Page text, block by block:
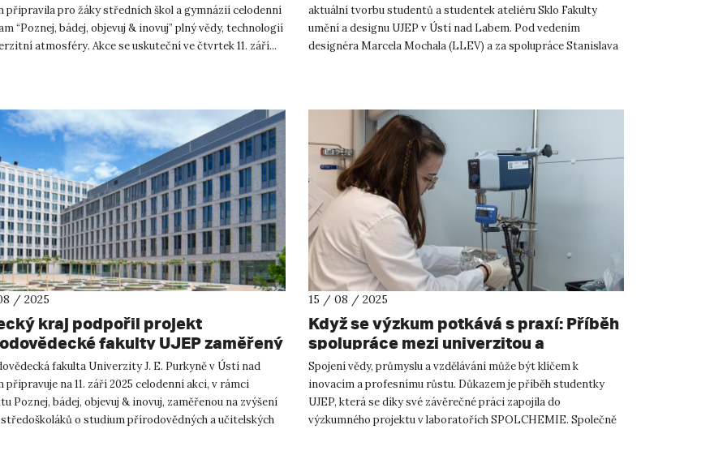
připravila pro žáky středních škol a gymnázií celodenní
“Poznej, bádej, objevuj & inovuj” plný vědy, technologií
atmosféry. Akce se uskuteční ve čtvrtek 11. září...
aktuální tvorbu studentů a studentek ateliéru Sklo Fakulty
umění a designu UJEP v Ústí nad Labem. Pod vedením
designéra Marcela Mochala (LLEV) a za spolupráce Stanislava
/ 2025
kraj podpořil projekt
fakulty UJEP zaměřený
vědy a učitelství
fakulta Univerzity J. E. Purkyně v Ústí nad
připravuje na 11. září 2025 celodenní akci, v rámci
Poznej, bádej, objevuj & inovuj, zaměřenou na zvýšení
středoškoláků o studium přírodovědných a učitelských
15 / 08 / 2025
Když se výzkum potkává s praxí: Příběh
spolupráce mezi univerzitou a
SPOLCHEMIÍ
Spojení vědy, průmyslu a vzdělávání může být klíčem k
inovacím a profesnímu růstu. Důkazem je příběh studentky
UJEP, která se díky své závěrečné práci zapojila do
výzkumného projektu v laboratořích SPOLCHEMIE. Společně